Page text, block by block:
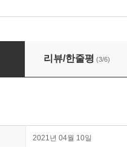
리뷰/한줄평 (3/6)
2021년 04월 10일